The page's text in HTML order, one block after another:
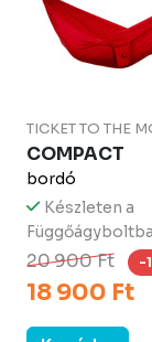
TICKET TO THE
COMPACT
bordó
Készleten a
20 900 Ft -
18 900 Ft